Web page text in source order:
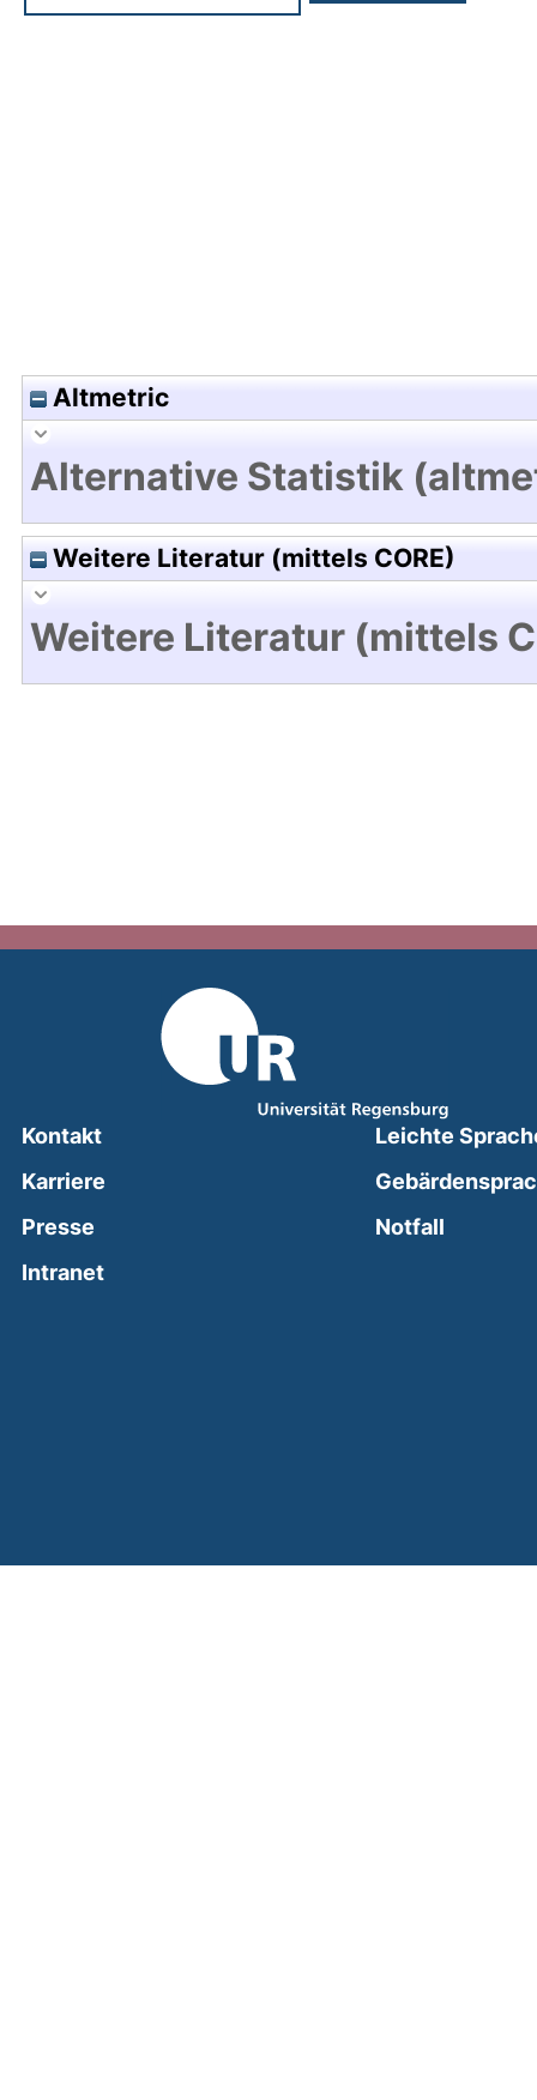
Altmetric
Alternative Statistik
Weitere Literatur (mittels CORE)
Weitere Literatur (mittels
Kontakt
Karriere
Presse
Intranet(external link, opens in a new window)
Leichte
Notfall